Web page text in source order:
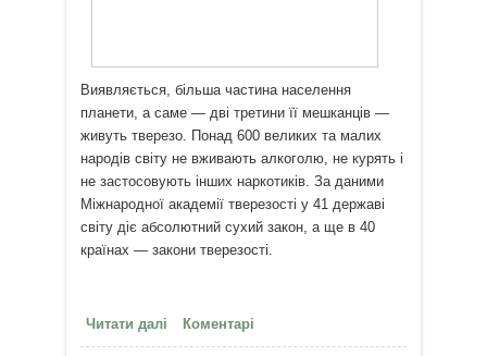
Виявляється, більша частина населення
планети, а саме — дві третини її мешканців —
живуть тверезо. Понад 600 великих та малих
народів світу не вживають алкоголю, не курять і
не застосовують інших наркотиків. За даними
Міжнародної академії тверезості у 41 державі
світу діє абсолютний сухий закон, а ще в 40
країнах — закони тверезості.
Читати далі про Твереза планета
Коментарі